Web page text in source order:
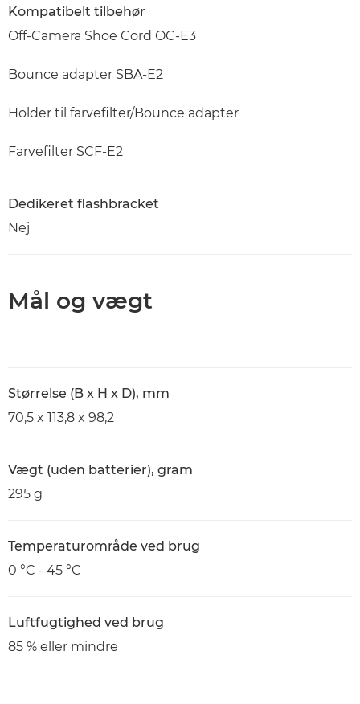
Kompatibelt tilbehør
Off-Camera Shoe Cord OC-E3
Bounce adapter SBA-E2
Holder til farvefilter/Bounce adapter
Farvefilter SCF-E2
Dedikeret flashbracket
Nej
Mål og vægt
Størrelse (B x H x D), mm
70,5 x 113,8 x 98,2
Vægt (uden batterier), gram
295 g
Temperaturområde ved brug
0 °C - 45 °C
Luftfugtighed ved brug
85 % eller mindre